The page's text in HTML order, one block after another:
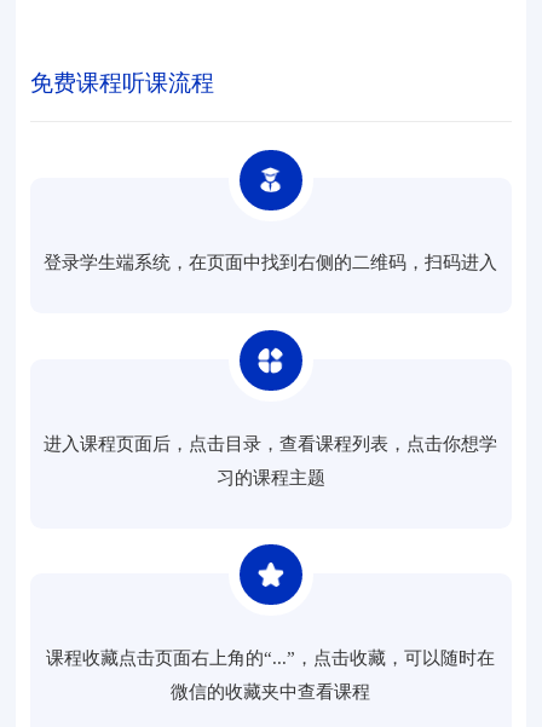
免费课程听课流程
登录学生端系统，在页面中找到右侧的二维码，扫码进入
进入课程页面后，点击目录，查看课程列表，点击你想学
习的课程主题
课程收藏点击页面右上角的“...”，点击收藏，可以随时在
微信的收藏夹中查看课程